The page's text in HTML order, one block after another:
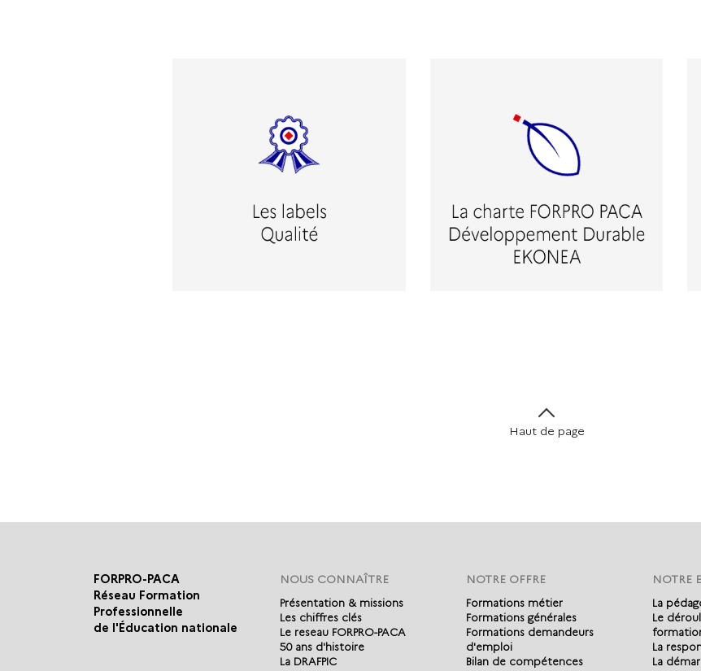
Haut de page
FORPRO-PACA
Réseau Formation
Professionnelle
de l'Éducation nationale
NOUS CONNAÎTRE
Présentation & missions
Les chiffres clés
Le reseau FORPRO-PACA
50 ans d'histoire
La DRAFPIC
NOTRE OFFRE
Formations métier
Formations générales
Formations demandeurs
d'emploi
Bilan de compétences
NOTRE
La
Le
La
La